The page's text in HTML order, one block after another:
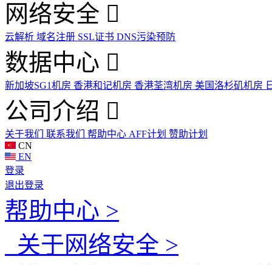
网络安全
云解析 域名注册 SSL证书 DNS污染预防
数据中心
新加坡SG1机房 香港和记机房 香港荃湾机房 美国洛杉矶机房
公司介绍
关于我们 联系我们 帮助中心 AFF计划 赞助计划
CN
EN
登录
退出登录
帮助中心 >
关于网络安全 >